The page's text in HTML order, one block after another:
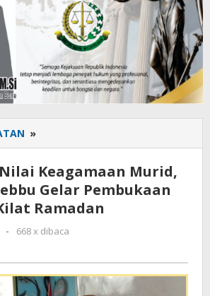
»
Nilai
Murid,
SDI
5/81
Gelar
Pesantren
Kilat
Keagamaan Murid,
Gelar Pembukaan
Ramadan
oleh
-
668 x dibaca